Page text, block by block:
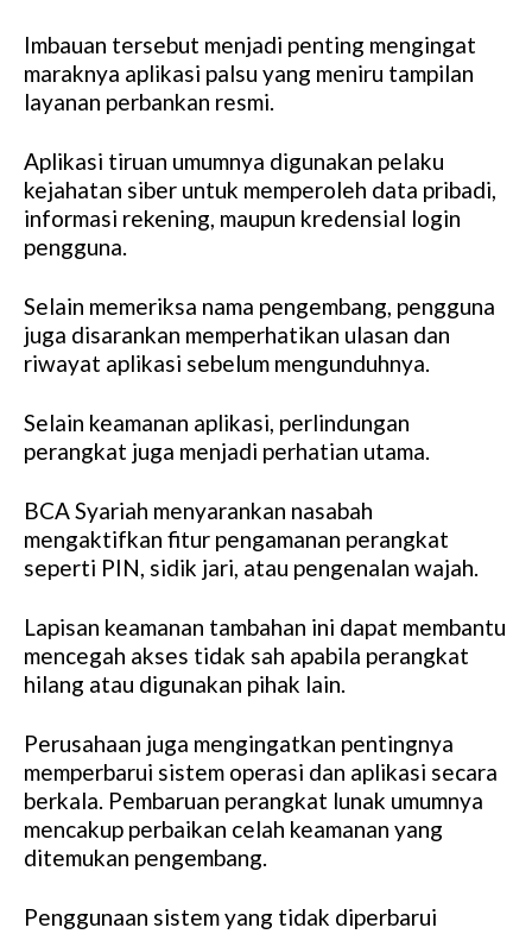
Imbauan tersebut menjadi penting mengingat
maraknya aplikasi palsu yang meniru tampilan
layanan perbankan resmi.
Aplikasi tiruan umumnya digunakan pelaku
kejahatan siber untuk memperoleh data pribadi,
informasi rekening, maupun kredensial login
pengguna.
Selain memeriksa nama pengembang, pengguna
juga disarankan memperhatikan ulasan dan
riwayat aplikasi sebelum mengunduhnya.
Selain keamanan aplikasi, perlindungan
perangkat juga menjadi perhatian utama.
BCA Syariah menyarankan nasabah
mengaktifkan fitur pengamanan perangkat
seperti PIN, sidik jari, atau pengenalan wajah.
Lapisan keamanan tambahan ini dapat membantu
mencegah akses tidak sah apabila perangkat
hilang atau digunakan pihak lain.
Perusahaan juga mengingatkan pentingnya
memperbarui sistem operasi dan aplikasi secara
berkala. Pembaruan perangkat lunak umumnya
mencakup perbaikan celah keamanan yang
ditemukan pengembang.
Penggunaan sistem yang tidak diperbarui